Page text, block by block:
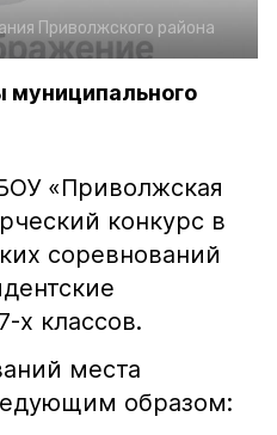
Приволжского района
муниципального
«Приволжская
конкурс в
соревнований
х классов.
места
образом: